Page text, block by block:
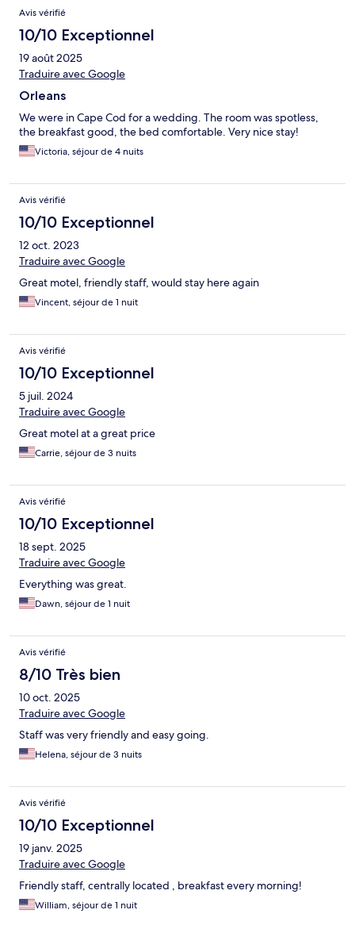
Avis vérifié
10/10 Exceptionnel
19 août 2025
Traduire avec Google
Orleans
We were in Cape Cod for a wedding. The room was spotless,
the breakfast good, the bed comfortable. Very nice stay!
Victoria, séjour de 4 nuits
Avis vérifié
10/10 Exceptionnel
12 oct. 2023
Traduire avec Google
Great motel, friendly staff, would stay here again
Vincent, séjour de 1 nuit
Avis vérifié
10/10 Exceptionnel
5 juil. 2024
Traduire avec Google
Great motel at a great price
Carrie, séjour de 3 nuits
Avis vérifié
10/10 Exceptionnel
18 sept. 2025
Traduire avec Google
Everything was great.
Dawn, séjour de 1 nuit
Avis vérifié
8/10 Très bien
10 oct. 2025
Traduire avec Google
Staff was very friendly and easy going.
Helena, séjour de 3 nuits
Avis vérifié
10/10 Exceptionnel
19 janv. 2025
Traduire avec Google
Friendly staff, centrally located , breakfast every morning!
William, séjour de 1 nuit